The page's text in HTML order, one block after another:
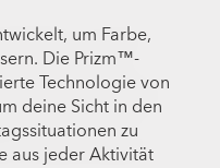
um Farbe,
Die Prizm™-
Technologie von
deine Sicht in den
zu
aus jeder Aktivität